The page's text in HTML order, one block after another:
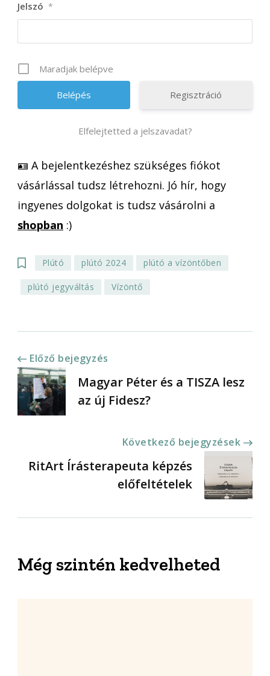
Jelszó *
Maradjak belépve
Regisztráció
Elfelejtetted a jelszavadat?
🪪 A bejelentkezéshez szükséges fiókot
vásárlással tudsz létrehozni. Jó hír, hogy
ingyenes dolgokat is tudsz vásárolni a
shopban :)
Plútó plútó 2024 plútó a vízöntőben
plútó jegyváltás Vízöntő
Bejegyzések
navigációja
Előző bejegyzés
Magyar Péter és a TISZA lesz
az új Fidesz?
Következő bejegyzések
RitArt Írásterapeuta képzés
előfeltételek
Még szintén kedvelheted